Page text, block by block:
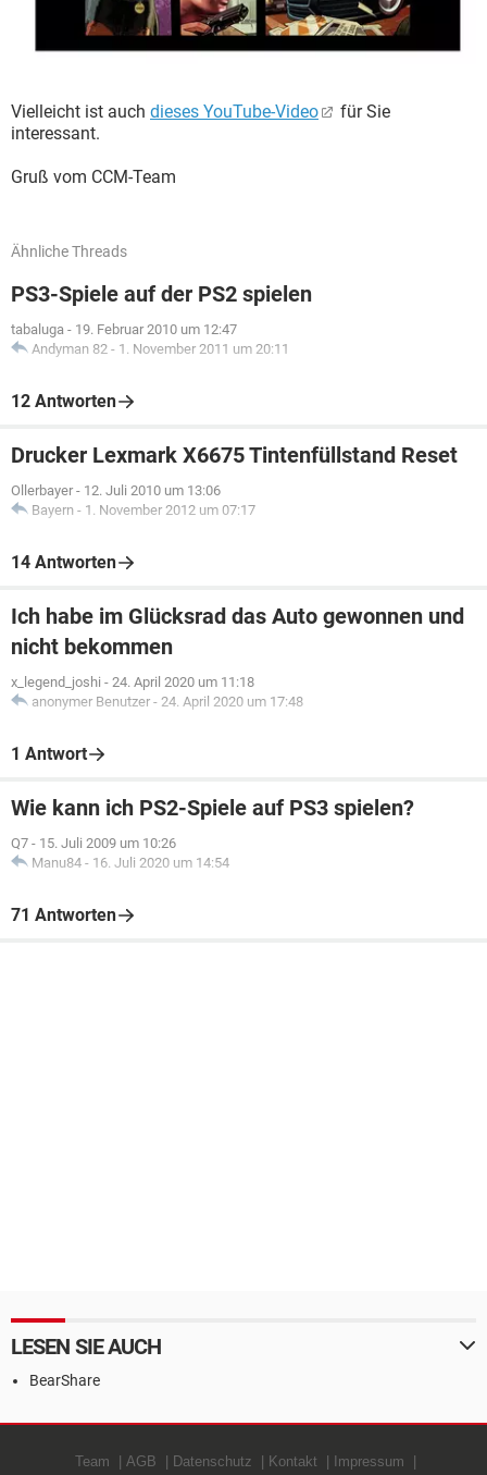
Vielleicht ist auch dieses YouTube-Video
für Sie
interessant.
Gruß vom CCM-Team
Ähnliche Threads
PS3-Spiele auf der PS2 spielen
tabaluga - 19. Februar 2010 um 12:47
Andyman 82 - 1. November 2011 um 20:11
12 Antworten
Drucker Lexmark X6675 Tintenfüllstand Reset
Ollerbayer - 12. Juli 2010 um 13:06
Bayern - 1. November 2012 um 07:17
14 Antworten
Ich habe im Glücksrad das Auto gewonnen und
nicht bekommen
x_legend_joshi - 24. April 2020 um 11:18
anonymer Benutzer - 24. April 2020 um 17:48
1 Antwort
Wie kann ich PS2-Spiele auf PS3 spielen?
Q7 - 15. Juli 2009 um 10:26
Manu84 - 16. Juli 2020 um 14:54
71 Antworten
LESEN SIE AUCH
BearShare
Team AGB Datenschutz Kontakt Impressum